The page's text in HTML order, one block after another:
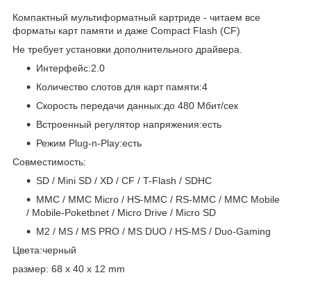
Компактный мультиформатный картриде - читаем все
форматы карт памяти и даже Compact Flash (CF)
Не требует установки дополнительного драйвера.
Интерфейс:2.0
Количество слотов для карт памяти:4
Скорость передачи данных:до 480 Мбит/сек
Встроенный регулятор напряжения:есть
Режим Plug-n-Play:есть
Совместимость:
SD / Mini SD / XD / CF / T-Flash / SDHC
MMC / MMC Micro / HS-MMC / RS-MMC / MMC Mobile
/ Mobile-Poketbnet / Micro Drive / Micro SD
M2 / MS / MS PRO / MS DUO / HS-MS / Duo-Gaming
Цвета:черный
размер: 68 x 40 x 12 mm